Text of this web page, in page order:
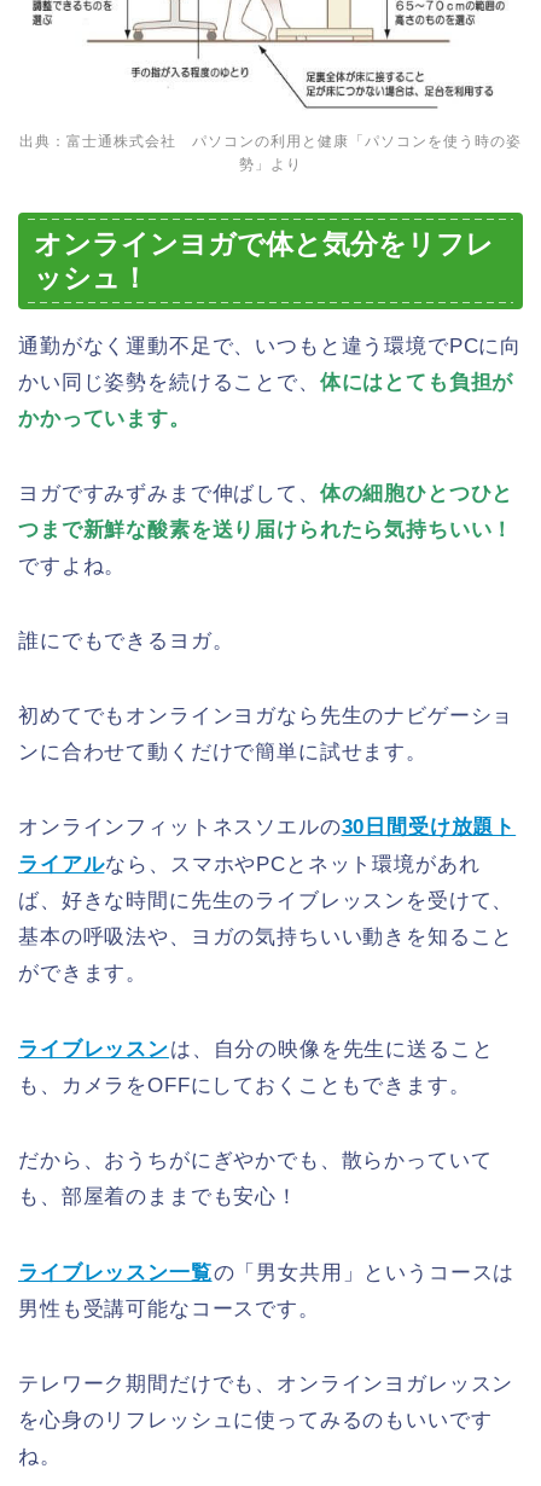
出典：富士通株式会社 パソコンの利用と健康「 パソコンを使う時の姿
勢 」より
オンラインヨガで体と気分をリフレ
ッシュ！
通勤がなく運動不足で、いつもと違う環境でPCに向
かい同じ姿勢を続けることで、 体にはとても負担が
かかっています。
ヨガですみずみまで伸ばして、 体の細胞ひとつひと
つまで新鮮な酸素を送り届けられたら気持ちいい！
ですよね。
誰にでもできるヨガ。
初めてでもオンラインヨガなら先生のナビゲーショ
ンに合わせて動くだけで簡単に試せます。
オンラインフィットネスソエルの30日間受け放題ト
ライアルなら、スマホやPCとネット環境があれ
ば、好きな時間に先生のライブレッスンを受けて、
基本の呼吸法や、ヨガの気持ちいい動きを知ること
ができます。
ライブレッスンは、自分の映像を先生に送ること
も、カメラをOFFにしておくこともできます。
だから、おうちがにぎやかでも、散らかっていて
も、部屋着のままでも安心！
ライブレッスン一覧の「男女共用」というコースは
男性も受講可能なコースです。
テレワーク期間だけでも、オンラインヨガレッスン
を心身のリフレッシュに使ってみるのもいいです
ね。